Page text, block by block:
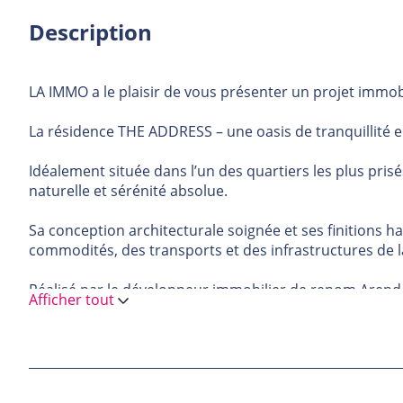
Description
LA IMMO a le plaisir de vous présenter un projet
La résidence THE ADDRESS – une oasis de tranquillité
Idéalement située dans l’un des quartiers les plus
naturelle et sérénité absolue.
Sa conception architecturale soignée et ses finitions
commodités, des transports et des infrastructures de
Réalisé par le développeur immobilier de renom
dans le paysage immobilier luxembourgeois. Chaque
Afficher tout